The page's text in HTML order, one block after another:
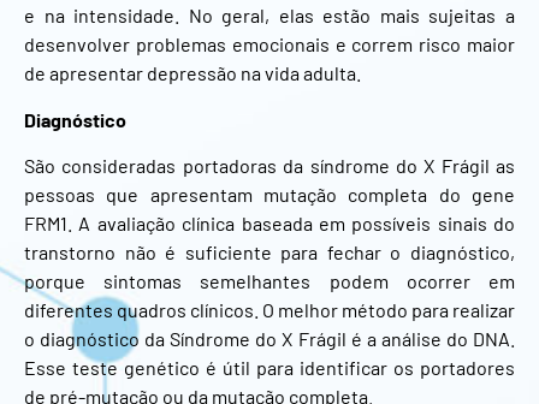
e na intensidade. No geral, elas estão mais sujeitas a
desenvolver problemas emocionais e correm risco maior
de apresentar depressão na vida adulta.
Diagnóstico
São consideradas portadoras da síndrome do X Frágil as
pessoas que apresentam mutação completa do gene
FRM1. A avaliação clínica baseada em possíveis sinais do
transtorno não é suficiente para fechar o diagnóstico,
porque sintomas semelhantes podem ocorrer em
diferentes quadros clínicos. O melhor método para realizar
o diagnóstico da Síndrome do X Frágil é a análise do DNA.
Esse teste genético é útil para identificar os portadores
de pré-mutação ou da mutação completa.